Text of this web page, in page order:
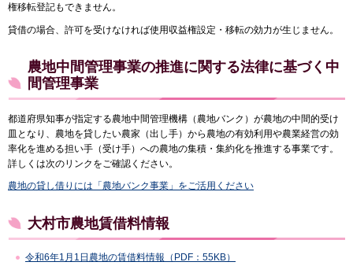
権移転登記もできません。
貸借の場合、許可を受けなければ使用収益権設定・移転の効力が生じません。
農地中間管理事業の推進に関する法律に基づく中
間管理事業
都道府県知事が指定する農地中間管理機構（農地バンク）が農地の中間的受け
皿となり、農地を貸したい農家（出し手）から農地の有効利用や農業経営の効
率化を進める担い手（受け手）への農地の集積・集約化を推進する事業です。
詳しくは次のリンクをご確認ください。
農地の貸し借りには「農地バンク事業」をご活用ください
大村市農地賃借料情報
令和6年1月1日農地の賃借料情報（PDF：55KB）